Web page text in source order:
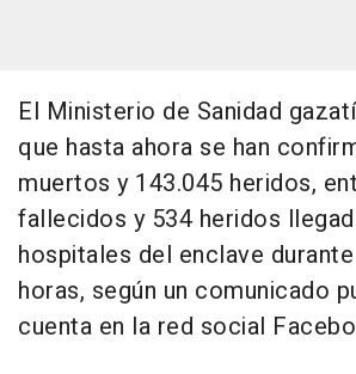
El Ministerio de Sanidad
que hasta ahora se han
muertos y 143.045 heridos,
fallecidos y 534 heridos
hospitales del enclave
horas, según un comunicado
cuenta en la red social